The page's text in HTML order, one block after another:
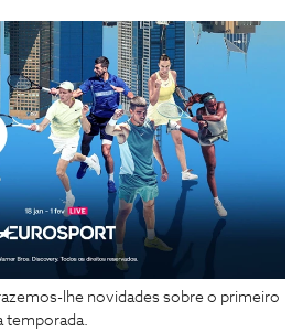
lhe novidades sobre o primeiro
temporada.